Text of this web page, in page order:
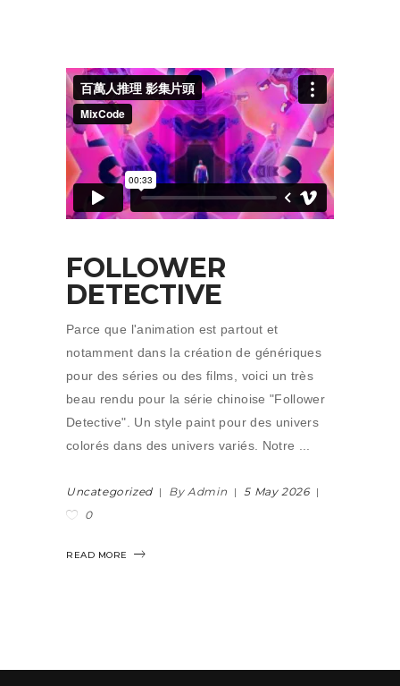
FOLLOWER
DETECTIVE
Parce que l'animation est partout et
notamment dans la création de génériques
pour des séries ou des films, voici un très
beau rendu pour la série chinoise "Follower
Detective". Un style paint pour des univers
colorés dans des univers variés. Notre
Uncategorized By Admin
5 May 2026
0
READ MORE